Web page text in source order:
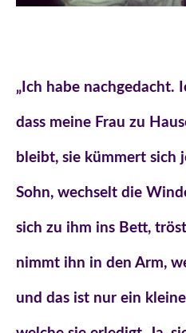
„Ich habe nachgedacht.
dass meine Frau zu
bleibt, sie kümmert sich
Sohn, wechselt die
sich zu ihm ins Bett,
nimmt ihn in den Arm,
und das ist nur ein